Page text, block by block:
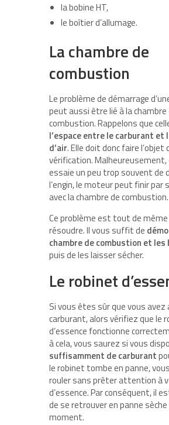
la bobine HT,
le boîtier d’allumage.
La chambre de
combustion
Le problème de démarrage
peut aussi être lié à la chambre
combustion. Rappelons que
l’espace entre le carburant et
d’air. Elle doit donc faire l’objet
vérification. Malheureusement,
essaie un peu trop souvent de
l’engin, le moteur peut finir par
avec la chambre de combustion.
Ce problème est tout de
résoudre. Il vous suffit de
chambre de combustion et les
puis de les laisser sécher.
Le robinet
Si vous êtes sûr que vous avez
carburant, alors vérifiez que le
d’essence fonctionne
à cela, vous saurez si vous
suffisamment de carburant
le robinet tombe en panne,
rouler sans prêter attention à
d’essence. Par conséquent, il
de se retrouver en panne
moment.